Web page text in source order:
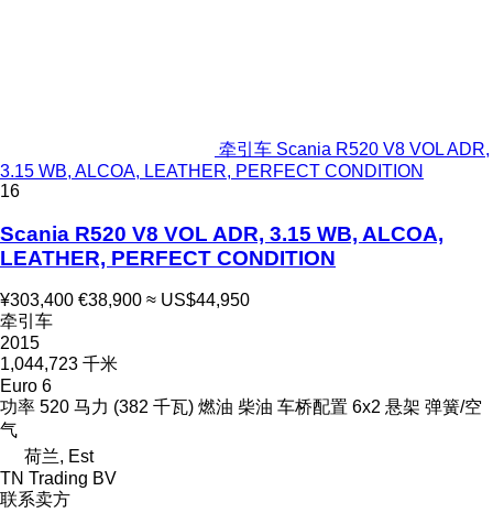
牵引车 Scania R520 V8 VOL ADR,
3.15 WB, ALCOA, LEATHER, PERFECT CONDITION
16
Scania R520 V8 VOL ADR, 3.15 WB, ALCOA,
LEATHER, PERFECT CONDITION
¥303,400 €38,900 ≈ US$44,950
牵引车
2015
1,044,723 千米
Euro 6
功率 520 马力 (382 千瓦) 燃油 柴油 车桥配置 6x2 悬架 弹簧/空
气
荷兰, Est
TN Trading BV
联系卖方